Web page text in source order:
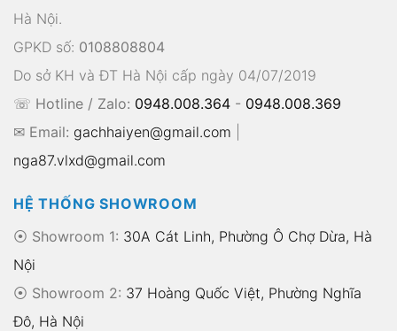
Hà Nội.
GPKD số: 0108808804
Do sở KH và ĐT Hà Nội cấp ngày 04/07/2019
☏ Hotline / Zalo: 0948.008.364 - 0948.008.369
✉ Email: gachhaiyen@gmail.com
nga87.vlxd@gmail.com
HỆ THỐNG SHOWROOM
⦿ Showroom 1: 30A Cát Linh, Phường Ô Chợ Dừa, Hà
Nội
⦿ Showroom 2: 37 Hoàng Quốc Việt, Phường Nghĩa
Đô, Hà Nội